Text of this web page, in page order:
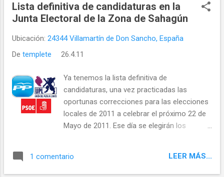
del pueblo para ver el encuentro y discutir
con el vecino las jugadas más polémicas.
Lista definitiva de candidaturas en la
Junta Electoral de la Zona de Sahagún
Ubicación: 24344 Villamartín de Don Sancho, España
De templete 26.4.11
Ya tenemos la lista definitiva de
candidaturas, una vez practicadas las
oportunas correcciones para las elecciones
locales de 2011 a celebrar el próximo 22 de
Mayo de 2011. Ese día se elegirán los
de Valmadrigal, Cea, Cebanico, El Burgo
Ranero, Escobar de Campos, Gordaliza del
1 comentario LEER MÁS...